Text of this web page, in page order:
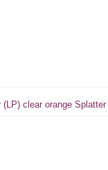
clear orange